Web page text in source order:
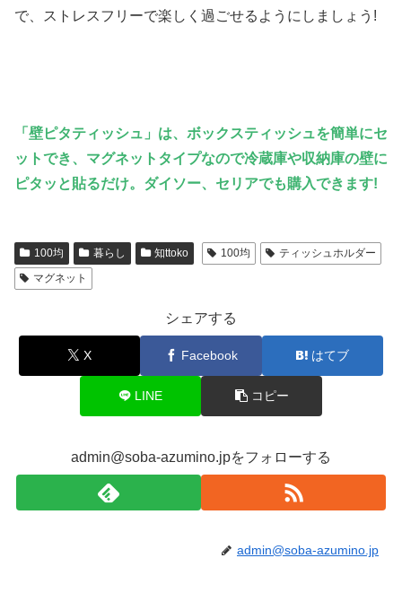
で、ストレスフリーで楽しく過ごせるようにしましょう!
「壁ピタティッシュ」は、ボックスティッシュを簡単にセ
ットでき、マグネットタイプなので冷蔵庫や収納庫の壁に
ピタッと貼るだけ。ダイソー、セリアでも購入できます!
100均 暮らし 知ttoko 100均
ティッシュホルダー
マグネット
シェアする
X Facebook はてブ
LINE コピー
admin@soba-azumino.jpをフォローする
admin@soba-azumino.jp